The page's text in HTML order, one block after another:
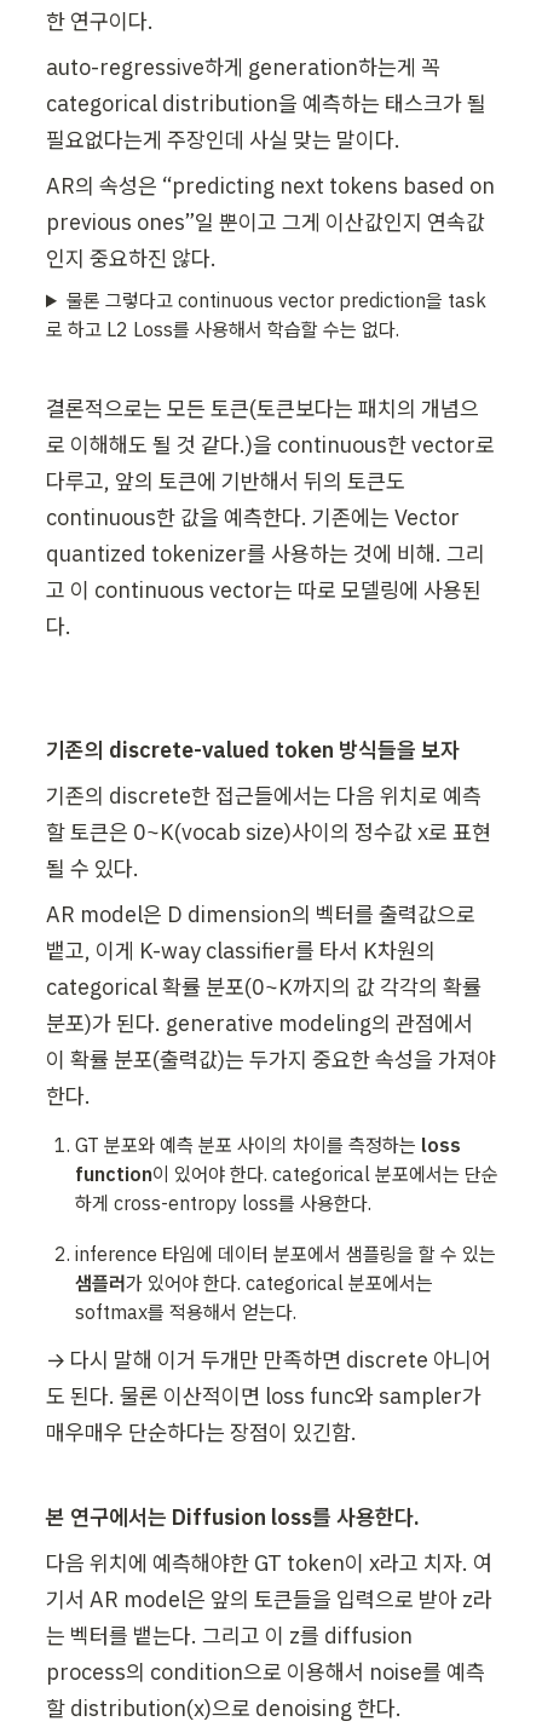
한 연구이다.
auto-regressive하게 generation하는게 꼭
categorical distribution을 예측하는 태스크가 될
필요없다는게 주장인데 사실 맞는 말이다.
AR의 속성은 “predicting next tokens based on
previous ones”일 뿐이고 그게 이산값인지 연속값
인지 중요하진 않다.
물론 그렇다고 continuous vector prediction을 task
로 하고 L2 Loss를 사용해서 학습할 수는 없다.
결론적으로는 모든 토큰(토큰보다는 패치의 개념으
로 이해해도 될 것 같다.)을 continuous한 vector로
다루고, 앞의 토큰에 기반해서 뒤의 토큰도
continuous한 값을 예측한다. 기존에는 Vector
quantized tokenizer를 사용하는 것에 비해. 그리
고 이 continuous vector는 따로 모델링에 사용된
다.
기존의 discrete-valued token 방식들을 보자
기존의 discrete한 접근들에서는 다음 위치로 예측
할 토큰은 0~K(vocab size)사이의 정수값 x로 표현
될 수 있다.
AR model은 D dimension의 벡터를 출력값으로
뱉고, 이게 K-way classifier를 타서 K차원의
categorical 확률 분포(0~K까지의 값 각각의 확률
분포)가 된다. generative modeling의 관점에서
이 확률 분포(출력값)는 두가지 중요한 속성을 가져야
한다.
GT 분포와 예측 분포 사이의 차이를 측정하는 loss
function이 있어야 한다. categorical 분포에서는 단순
하게 cross-entropy loss를 사용한다.
샘플러가 있어야 한다. categorical 분포에서는
softmax를 적용해서 얻는다.
→ 다시 말해 이거 두개만 만족하면 discrete 아니어
도 된다. 물론 이산적이면 loss func와 sampler가
매우매우 단순하다는 장점이 있긴함.
본 연구에서는 Diffusion loss를 사용한다.
다음 위치에 예측해야한 GT token이 x라고 치자. 여
기서 AR model은 앞의 토큰들을 입력으로 받아 z라
는 벡터를 뱉는다. 그리고 이 z를 diffusion
process의 condition으로 이용해서 noise를 예측
할 distribution(x)으로 denoising 한다.